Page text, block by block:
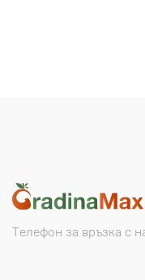
Телефон за връзка с